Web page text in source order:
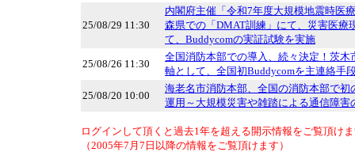
25/08/29 11:30
内閣府主催「令和7年度大規模地震時医
森県での「DMAT訓練」にて、災害医療
て、Buddycomの実証試験を実施
25/08/26 11:30
全国消防本部での導入、続々決定！茨木
軸として、全国初Buddycomを主連絡手
25/08/20 10:00
海老名市消防本部、全国の消防本部で初
運用～大規模災害や雑踏による通信障害
ログインして頂くと過去1年を超える開示情報をご覧頂け
（2005年7月7日以降の情報をご覧頂けます）